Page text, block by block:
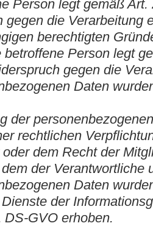
Person legt gemäß
gegen die Verarbeitung
berechtigten
betroffene Person legt
gegen die
Daten
der
rechtlichen
dem Recht der
der Verantwortliche
Daten
der
DS-GVO erhoben.